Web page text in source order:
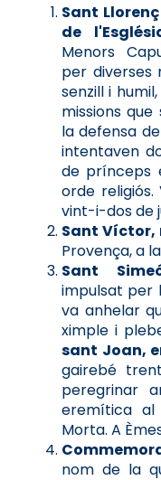
Sant
de
Menors
per diverses
senzill i
missions
la defensa
intentaven
de prínceps
orde religiós.
vint-i-dos de
Sant
Provença, a
Sant
impulsat per
va anhelar
ximple i
sant Joan,
gairebé
peregrinar
eremítica
Morta. A
nom de la